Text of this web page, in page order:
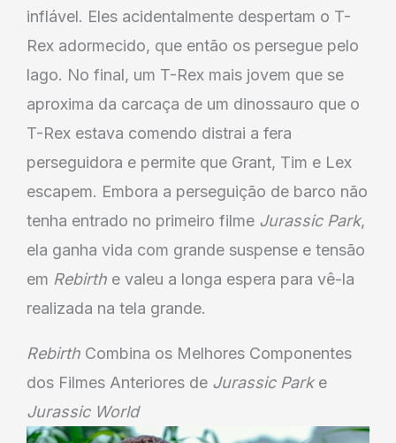
inflável. Eles acidentalmente despertam o T-
Rex adormecido, que então os persegue pelo
lago. No final, um T-Rex mais jovem que se
aproxima da carcaça de um dinossauro que o
T-Rex estava comendo distrai a fera
perseguidora e permite que Grant, Tim e Lex
escapem. Embora a perseguição de barco não
tenha entrado no primeiro filme Jurassic Park,
ela ganha vida com grande suspense e tensão
em Rebirth e valeu a longa espera para vê-la
realizada na tela grande.
Rebirth Combina os Melhores Componentes
dos Filmes Anteriores de Jurassic Parke
Jurassic World